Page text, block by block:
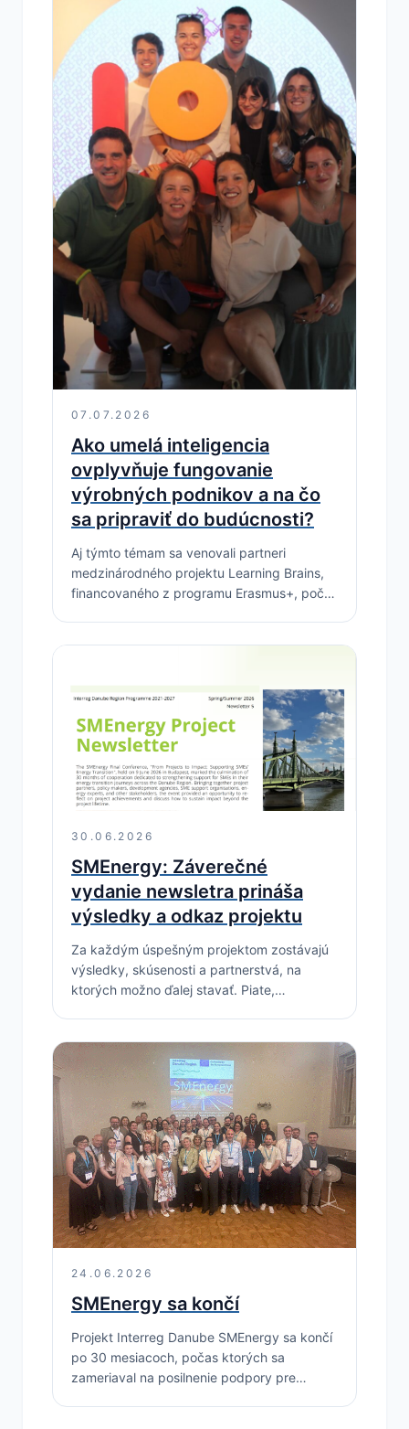
07.07.2026
Ako umelá inteligencia
ovplyvňuje fungovanie
výrobných podnikov a na čo
sa pripraviť do budúcnosti?
Aj týmto témam sa venovali partneri
medzinárodného projektu Learning Brains,
financovaného z programu Erasmus+, počas
30.06.2026
SMEnergy: Záverečné
vydanie newsletra prináša
výsledky a odkaz projektu
Za každým úspešným projektom zostávajú
výsledky, skúsenosti a partnerstvá, na
ktorých možno ďalej stavať. Piate,
najvýznamnejšie úspechy projektu,
predstavuje jeho hlavné výstupy…
24.06.2026
SMEnergy sa končí
Projekt Interreg Danube SMEnergy sa končí
po 30 mesiacoch, počas ktorých sa
zameriaval na posilnenie podpory pre